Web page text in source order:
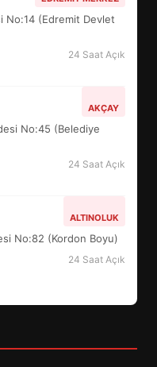
No:14 (Edremit Devlet
24 Saat Açık
AKÇAY
No:45 (Belediye
24 Saat Açık
ALTINOLUK
No:82 (Kordon Boyu)
24 Saat Açık
NEYİ
NASIL
GÖZLER